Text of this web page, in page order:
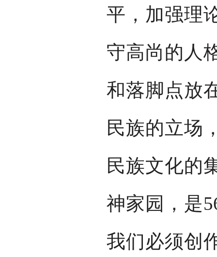
平，加强理
守高尚的人
和落脚点放
民族的立场
民族文化的
神家园，是
我们必须创